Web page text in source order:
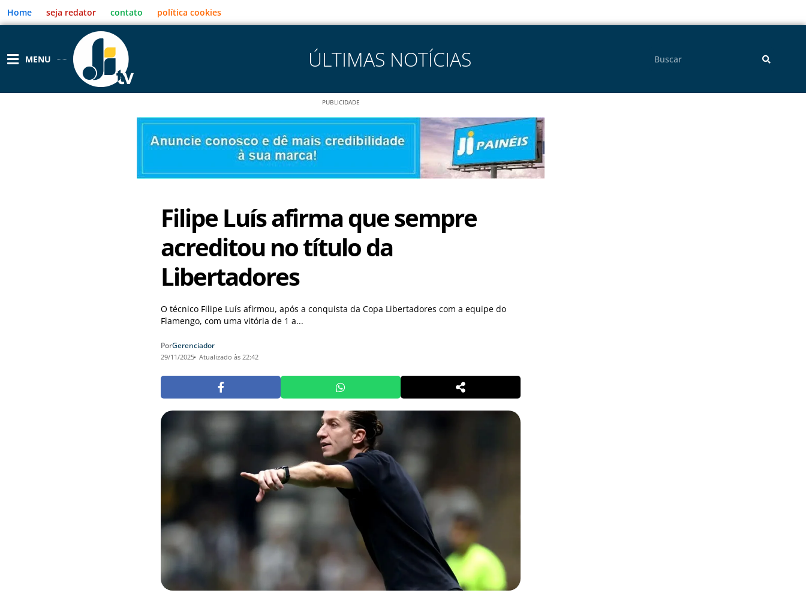
para
o
Home seja redator contato política cookies
MENU ÚLTIMAS NOTÍCIAS
PUBLICIDADE
Filipe Luís afirma que sempre
acreditou no título da
Libertadores
O técnico Filipe Luís afirmou, após a conquista da Copa Libertadores com a equipe do
Flamengo, com uma vitória de 1 a...
PorGerenciador
29/11/2025 Atualizado às 22:42